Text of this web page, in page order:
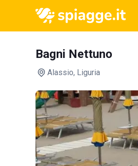
Bagni Nettuno
Alassio, Liguria